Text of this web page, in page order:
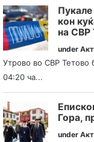
кон
на СВР
under
Утрово во СВР Тетово
04:20 ча...
Гора,
under